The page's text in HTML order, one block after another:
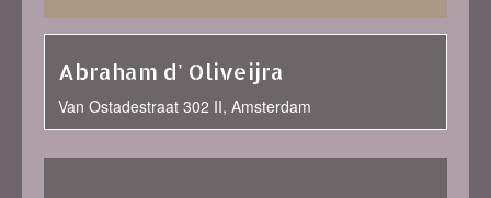
Abraham d' Oliveijra
Van Ostadestraat 302 II, Amsterdam